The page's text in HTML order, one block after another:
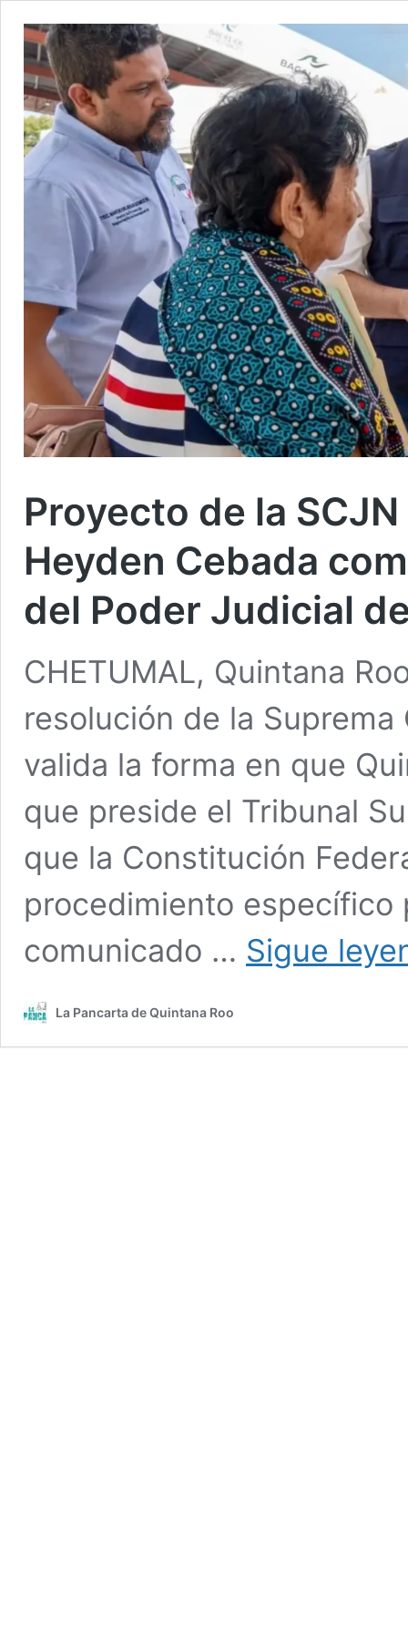
Proyecto de la
Heyden Cebada
del Poder Judicial
CHETUMAL, Quintana
resolución de la
valida la forma en que
que preside el Tribunal
que la Constitución
procedimiento específico
comunicado … Sigue
La Pancarta de Quintana Roo